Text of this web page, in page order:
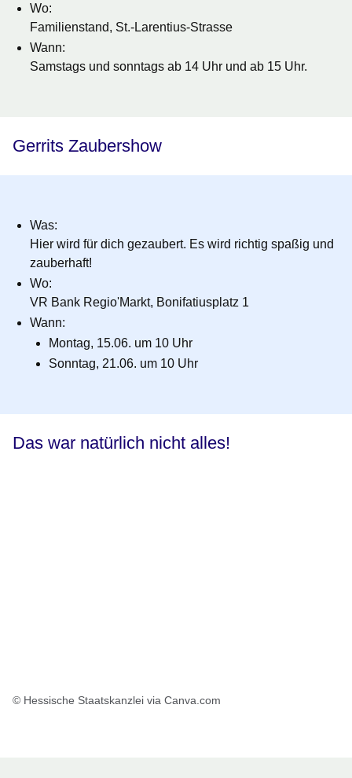
Wo:
Familienstand, St.-Larentius-Strasse
Wann:
Samstags und sonntags ab 14 Uhr und ab 15 Uhr.
Gerrits Zaubershow
Was:
Hier wird für dich gezaubert. Es wird richtig spaßig und
zauberhaft!
Wo:
VR Bank Regio'Markt, Bonifatiusplatz 1
Wann:
Montag, 15.06. um 10 Uhr
Sonntag, 21.06. um 10 Uhr
Das war natürlich nicht alles!
© Hessische Staatskanzlei via Canva.com